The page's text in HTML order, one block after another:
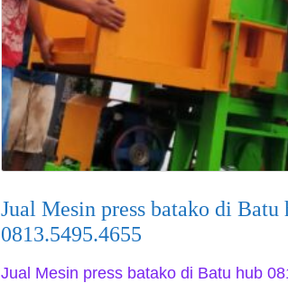
Jual Mesin press batako di Batu
0813.5495.4655
Jual Mesin press batako di Batu hub